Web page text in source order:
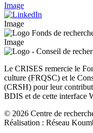
Image
Image
Image
Le CRISES remercie le
culture (FRQSC) et le
(CRSH) pour leur
BDIS et de cette interface
© 2026 Centre de
Réalisation : Réseau